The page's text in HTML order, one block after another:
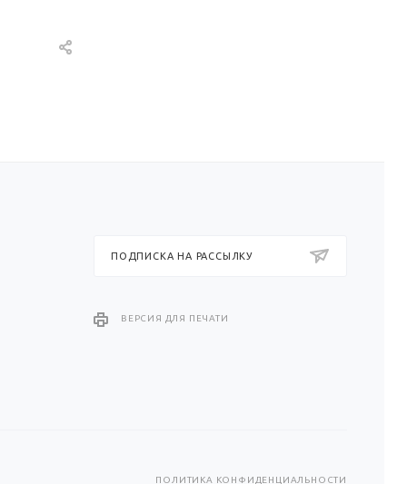
ПОДПИСКА НА РАССЫЛКУ
ВЕРСИЯ ДЛЯ ПЕЧАТИ
ПОЛИТИКА КОНФИДЕНЦИАЛЬНОСТИ